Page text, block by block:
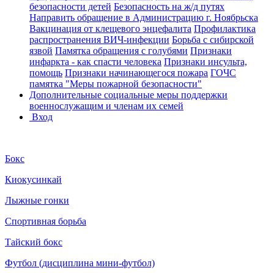
безопасности детей Безопасность на ж/д путях
Направить обращение в Администрацию г. Ноябрьска
Вакцинация от клещевого энцефалита Профилактика
распространения ВИЧ-инфекции Борьба с сибирской
язвой Памятка обращения с голубями Признаки
инфаркта - как спасти человека Признаки инсульта,
помощь Признаки начинающегося пожара ГОЧС
памятка "Меры пожарной безопасности"
Дополнительные социальные меры поддержки
военнослужащим и членам их семей
Вход
Бокс
Киокусинкай
Лыжные гонки
Спортивная борьба
Тайский бокс
Футбол (дисциплина мини-футбол)